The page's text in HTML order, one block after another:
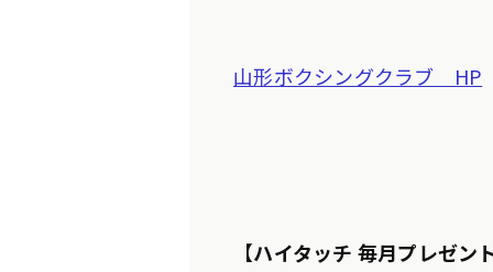
山形ボクシングクラブ HP
【ハイタッチ 毎月プレゼン